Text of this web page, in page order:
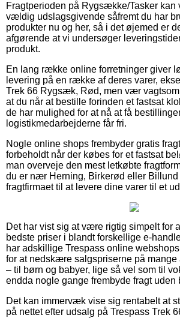
Fragtperioden på Rygsække/Tasker
vældig udslagsgivende såfremt du har
produkter nu og her, så i det øjemed er
afgørende at vi undersøger
produkt.
En lang række online forretninger giver
levering på en række af deres varer,
Trek 66 Rygsæk, Rød, men vær
at du når at bestille forinden et fastsat
de har mulighed for at nå at få
logistikmedarbejderne får fri.
Nogle online shops frembyder gratis
forbeholdt når der købes for et fastsat
man overveje den mest letkøbte
du er nær Herning, Birkerød eller Billund
fragtfirmaet til at levere dine varer til et
Det har vist sig at være rigtig simpelt for
bedste priser i blandt forskellige e-
har adskillige Trespass online
for at nedskære salgspriserne på mange
– til børn og babyer, lige så vel som til
endda nogle gange frembyde fragt uden
Det kan immervæk vise sig rentabelt at
på nettet efter udsalg på Trespass Trek